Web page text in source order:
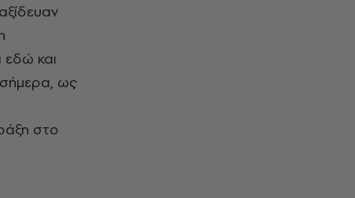
εδώ και
σήμερα, ως
στο